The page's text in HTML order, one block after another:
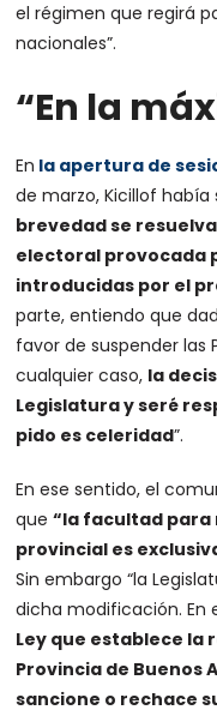
el régimen que regirá
nacionales”.
“En la
En la apertura de
de marzo, Kicillof había
brevedad se
electoral provocada
introducidas por el
parte, entiendo que
favor de suspender las
cualquier caso, la
Legislatura y seré
pido es celeridad”.
En ese sentido, el
que“la facultad
provincial es
Sin embargo “la
dicha modificación. En
Ley que establece la
Provincia de Buenos
sancione o rechace